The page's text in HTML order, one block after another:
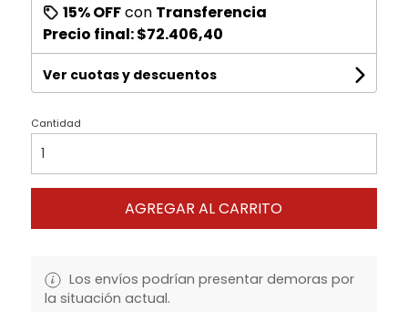
15% OFFcon Transferencia
Precio final:$72.406,40
Ver cuotas y descuentos
Cantidad
AGREGAR AL CARRITO
Los envíos podrían presentar demoras por
la situación actual.